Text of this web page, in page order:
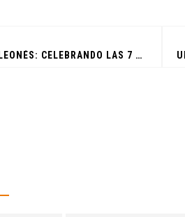
ORGULLO NEOLEONÉS: CELEBRANDO LAS 7 MARAVILLAS HISTÓRICAS DEL ESTADO